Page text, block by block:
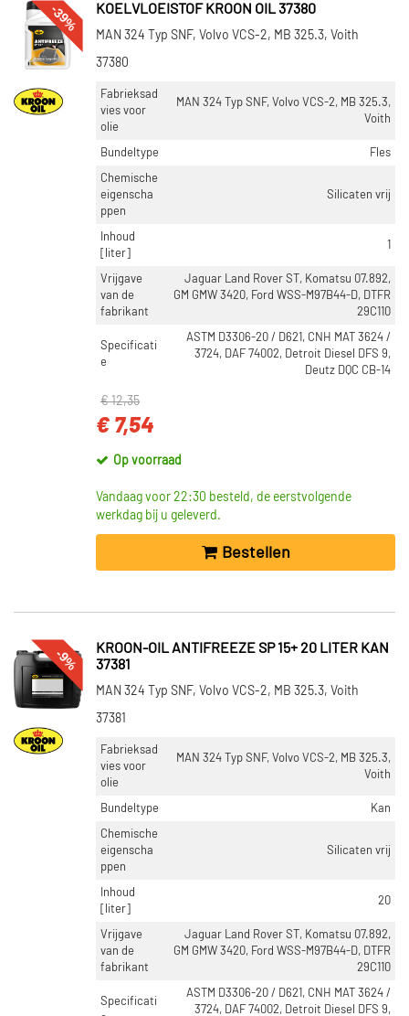
-39% KOELVLOEISTOF KROON OIL 37380
MAN 324 Typ SNF, Volvo VCS-2, MB 325.3, Voith
37380
Fabrieksad
vies voor
olie
MAN 324 Typ SNF, Volvo VCS-2, MB 325.3,
Voith
Bundeltype
Fles
Chemische
eigenscha
ppen
Silicaten vrij
Inhoud
[liter]
1
Vrijgave
van de
fabrikant
Jaguar Land Rover ST, Komatsu 07.892,
GM GMW 3420, Ford WSS-M97B44-D, DTFR
29C110
Specificati
e
ASTM D3306-20 / D621, CNH MAT 3624 /
3724, DAF 74002, Detroit Diesel DFS 9,
Deutz DQC CB-14
€ 12,35
€ 7,54
Op voorraad
Vandaag voor 22:30 besteld, de eerstvolgende
werkdag bij u geleverd.
Bestellen
-9%
KROON-OIL ANTIFREEZE SP 15+ 20 LITER KAN
37381
MAN 324 Typ SNF, Volvo VCS-2, MB 325.3, Voith
37381
Fabrieksad
vies voor
olie
MAN 324 Typ SNF, Volvo VCS-2, MB 325.3,
Voith
Bundeltype
Kan
Chemische
eigenscha
ppen
Silicaten vrij
Inhoud
[liter]
20
Vrijgave
van de
fabrikant
Jaguar Land Rover ST, Komatsu 07.892,
GM GMW 3420, Ford WSS-M97B44-D, DTFR
29C110
Specificati
ASTM D3306-20 / D621, CNH MAT 3624 /
3724, DAF 74002, Detroit Diesel DFS 9,